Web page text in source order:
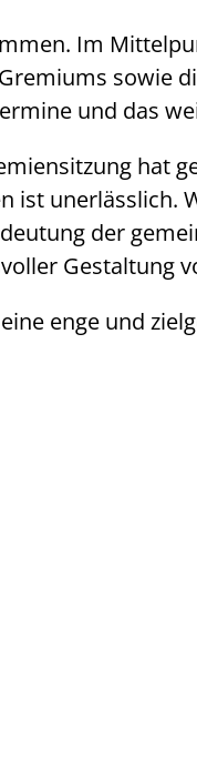
Im
sowie
und das
hat
unerlässlich.
der
Gestaltung
enge und